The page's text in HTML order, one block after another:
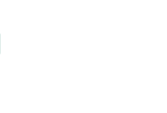
Anzahl zu erhöhen oder zu reduzieren.